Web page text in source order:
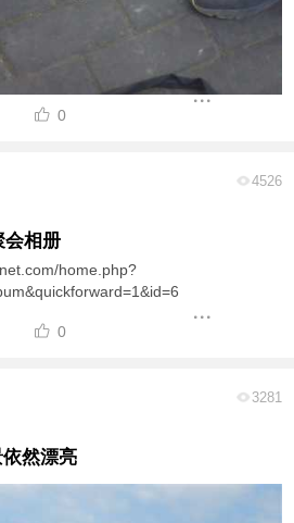
0
4526
会相册
home.php?
0
3281
然漂亮